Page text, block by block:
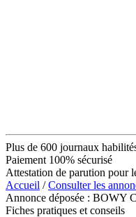
Plus de 600 journaux
Paiement 100% sécurisé
Attestation de parution pour
Accueil /Consulter les
Annonce déposée : BOWY
Fiches pratiques et conseils